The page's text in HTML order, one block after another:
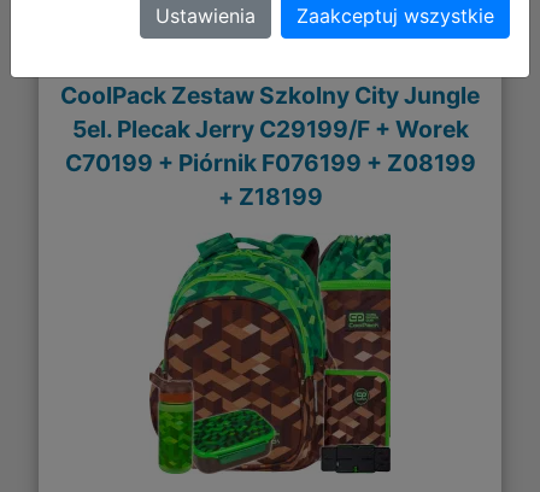
CoolPack Zestaw Szkolny City Jungle
5el. Plecak Jerry C29199/F + Worek
C70199 + Piórnik F076199 + Z08199
+ Z18199
Ustawienia Zaakceptuj wszystkie